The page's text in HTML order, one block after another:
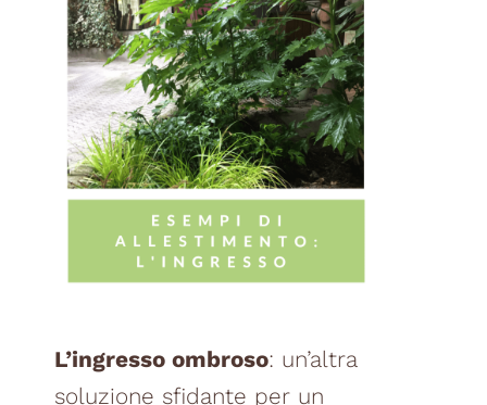
L’ingresso ombroso: un’altra
soluzione sfidante per un